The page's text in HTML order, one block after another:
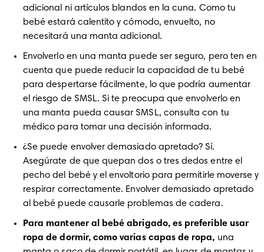
adicional ni artículos blandos en la cuna. Como tu
bebé estará calentito y cómodo, envuelto, no
necesitará una manta adicional.
Envolverlo en una manta puede ser seguro, pero ten en
cuenta que puede reducir la capacidad de tu bebé
para despertarse fácilmente, lo que podría aumentar
el riesgo de SMSL. Si te preocupa que envolverlo en
una manta pueda causar SMSL, consulta con tu
médico para tomar una decisión informada.
¿Se puede envolver demasiado apretado? Sí.
Asegúrate de que quepan dos o tres dedos entre el
pecho del bebé y el envoltorio para permitirle moverse y
respirar correctamente. Envolver demasiado apretado
al bebé puede causarle problemas de cadera.
Para mantener al bebé abrigado, es preferible usar
ropa de dormir, como varias capas de ropa, una